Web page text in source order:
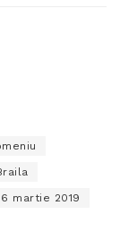
martie 2019